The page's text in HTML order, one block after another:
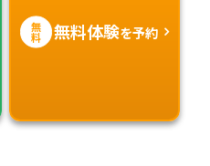
無
料 無料体験を予約